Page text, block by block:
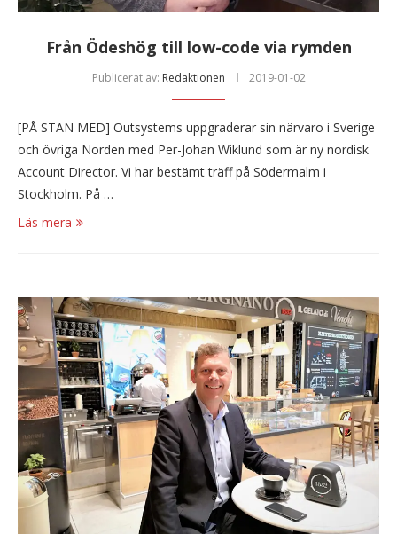
Från Ödeshög till low-code via rymden
Publicerat av: Redaktionen 2019-01-02
[PÅ STAN MED] Outsystems uppgraderar sin närvaro i Sverige
och övriga Norden med Per-Johan Wiklund som är ny nordisk
Account Director. Vi har bestämt träff på Södermalm i
Stockholm. På …
Läs mera